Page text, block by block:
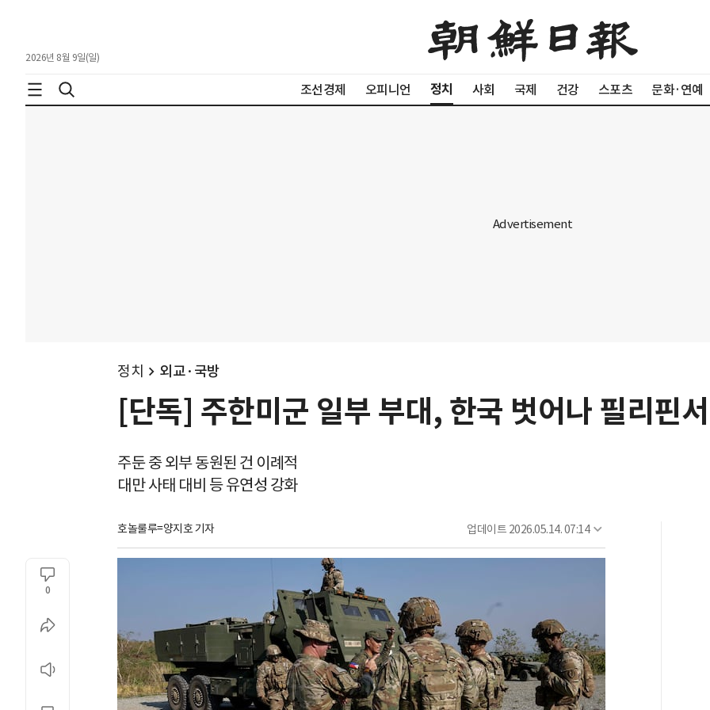
2026년 8월 9일(일)
조선경제 오피니언 정치 사회 국제 건강 스포츠 문화·연예
정치 외교·국방
[단독] 주한미군 일부 부대, 한국 벗어나 필리핀
주둔 중 외부 동원된 건 이례적
대만 사태 대비 등 유연성 강화
호놀룰루=양지호 기자 업데이트 2026.05.14. 07:14
0